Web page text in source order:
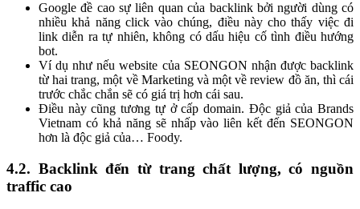
Google đề cao sự liên quan của backlink bởi người dùng có
nhiều khả năng click vào chúng, điều này cho thấy việc đi
link diễn ra tự nhiên, không có dấu hiệu cố tình điều hướng
bot.
Ví dụ như nếu website của SEONGON nhận được backlink
từ hai trang, một về Marketing và một về review đồ ăn, thì cái
trước chắc chắn sẽ có giá trị hơn cái sau.
Điều này cũng tương tự ở cấp domain. Độc giả của Brands
Vietnam có khả năng sẽ nhấp vào liên kết đến SEONGON
hơn là độc giả của… Foody.
4.2. Backlink đến từ trang chất lượng, có nguồn
traffic cao